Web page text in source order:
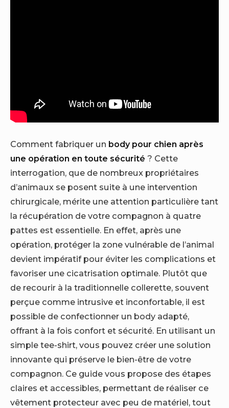
Comment fabriquer un body pour chien après
une opération en toute sécurité ? Cette
interrogation, que de nombreux propriétaires
d’animaux se posent suite à une intervention
chirurgicale, mérite une attention particulière tant
la récupération de votre compagnon à quatre
pattes est essentielle. En effet, après une
opération, protéger la zone vulnérable de l’animal
devient impératif pour éviter les complications et
favoriser une cicatrisation optimale. Plutôt que
de recourir à la traditionnelle collerette, souvent
perçue comme intrusive et inconfortable, il est
possible de confectionner un body adapté,
offrant à la fois confort et sécurité. En utilisant un
simple tee-shirt, vous pouvez créer une solution
innovante qui préserve le bien-être de votre
compagnon. Ce guide vous propose des étapes
claires et accessibles, permettant de réaliser ce
vêtement protecteur avec peu de matériel, tout